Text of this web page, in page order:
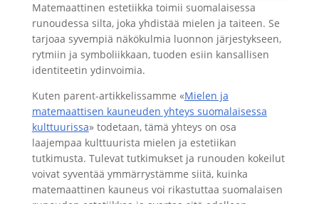
Matemaattinen estetiikka toimii suomalaisessa
runoudessa silta, joka yhdistää mielen ja taiteen. Se
tarjoaa syvempiä näkökulmia luonnon järjestykseen,
rytmiin ja symboliikkaan, tuoden esiin kansallisen
identiteetin ydinvoimia.
Kuten parent-artikkelissamme «Mielen ja
matemaattisen kauneuden yhteys suomalaisessa
kulttuurissa» todetaan, tämä yhteys on osa
laajempaa kulttuurista mielen ja estetiikan
tutkimusta. Tulevat tutkimukset ja runouden kokeilut
voivat syventää ymmärrystämme siitä, kuinka
matemaattinen kauneus voi rikastuttaa suomalaisen